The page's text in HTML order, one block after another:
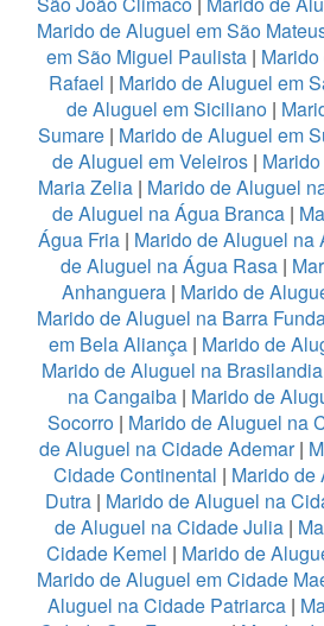
Marido de Aluguel em São
em São Miguel Paulista |
Rafael | Marido de Aluguel em
de Aluguel em Siciliano|
Sumare | Marido de Aluguel em
de Aluguel em Veleiros|
Maria Zelia | Marido de Aluguel
de Aluguel na Água Branca |
Água Fria| Marido de Aluguel na
de Aluguel na Água Rasa |
Anhanguera| Marido de
Marido de Aluguel na Barra
em Bela Aliança | Marido de
Marido de Aluguel na Brasilandia
na Cangaiba | Marido de
Socorro | Marido de Aluguel na
de Aluguel na Cidade Ademar|
Cidade Continental | Marido de
Dutra | Marido de Aluguel na
de Aluguel na Cidade Julia |
Cidade Kemel | Marido de
Marido de Aluguel em Cidade
Aluguel na Cidade Patriarca|